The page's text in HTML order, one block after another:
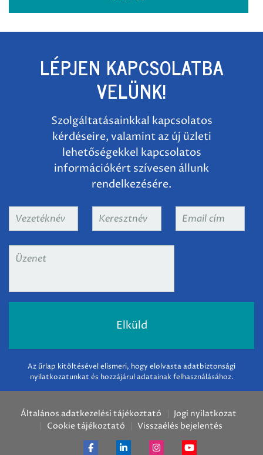
LÉPJEN KAPCSOLATBA
VELÜNK!
Szolgáltatásainkkal kapcsolatos
kérdéseire, valamint az új üzleti
lehetőségekkel kapcsolatos
információkért szívesen állunk
rendelkezésére.
Vezetéknév Keresztnév
Email
Üzenet
Az űrlap kitöltésével elismeri, hogy elolvasta adatbiztonsági
nyilatkozatunkat és hozzájárul adatainak felhasználásához.
Általános adatkezelési tájékoztató
Jogi nyilatkozat
Cookie tájékoztató
Visszaélés bejelentés